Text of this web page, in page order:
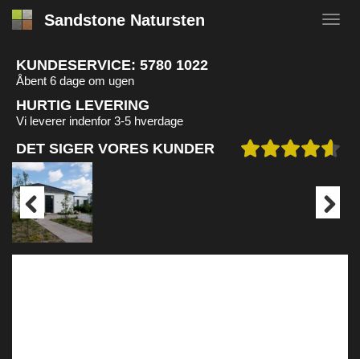
Sandstone Natursten
KUNDESERVICE: 5780 1022
Åbent 6 dage om ugen
HURTIG LEVERING
Vi leverer indenfor 3-5 hverdage
DET SIGER VORES KUNDER
Previous